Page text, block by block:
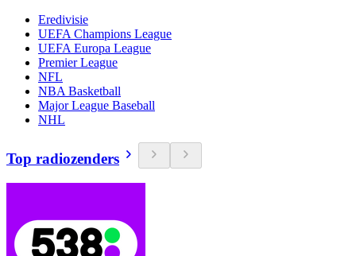
Eredivisie
UEFA Champions League
UEFA Europa League
Premier League
NFL
NBA Basketball
Major League Baseball
NHL
Top radiozenders